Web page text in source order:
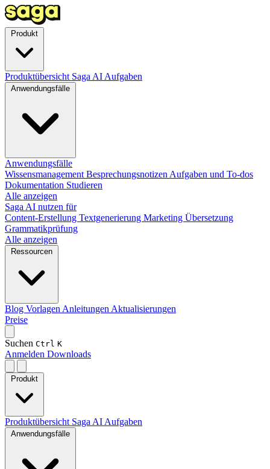
Produktübersicht Saga AI Aufgaben
Anwendungsfälle
Wissensmanagement Besprechungsnotizen Aufgaben und To-dos
Dokumentation Studieren
Alle anzeigen
Saga AI nutzen für
Content-Erstellung Textgenerierung Marketing Übersetzung
Grammatikprüfung
Alle anzeigen
Blog Vorlagen Anleitungen Aktualisierungen
Preise
Suchen Ctrl K
Anmelden Downloads
Produktübersicht Saga AI Aufgaben